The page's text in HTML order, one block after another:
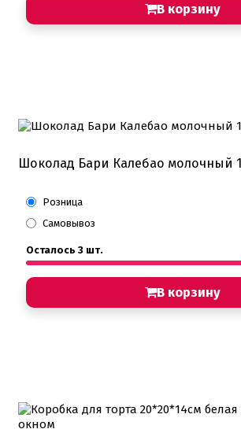
В корзину
Шоколад Бари Калебао молочный
Розница
Самовывоз
Осталось 3 шт.
В корзину